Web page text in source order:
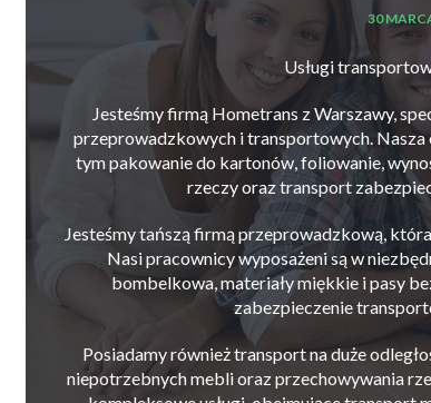
30
Usługi
Jesteśmy firmą Hometrans z Warszawy,
przeprowadzkowych i transportowych. Nasza
tym pakowanie do kartonów, foliowanie,
rzeczy oraz transport
Jesteśmy tańszą firmą przeprowadzkową,
Nasi pracownicy wyposażeni są w
bombelkowa, materiały miękkie i pasy
zabezpieczenie
Posiadamy również transport na duże
niepotrzebnych mebli oraz przechowywania